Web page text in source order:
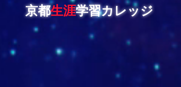
京都生涯学習カレッジ